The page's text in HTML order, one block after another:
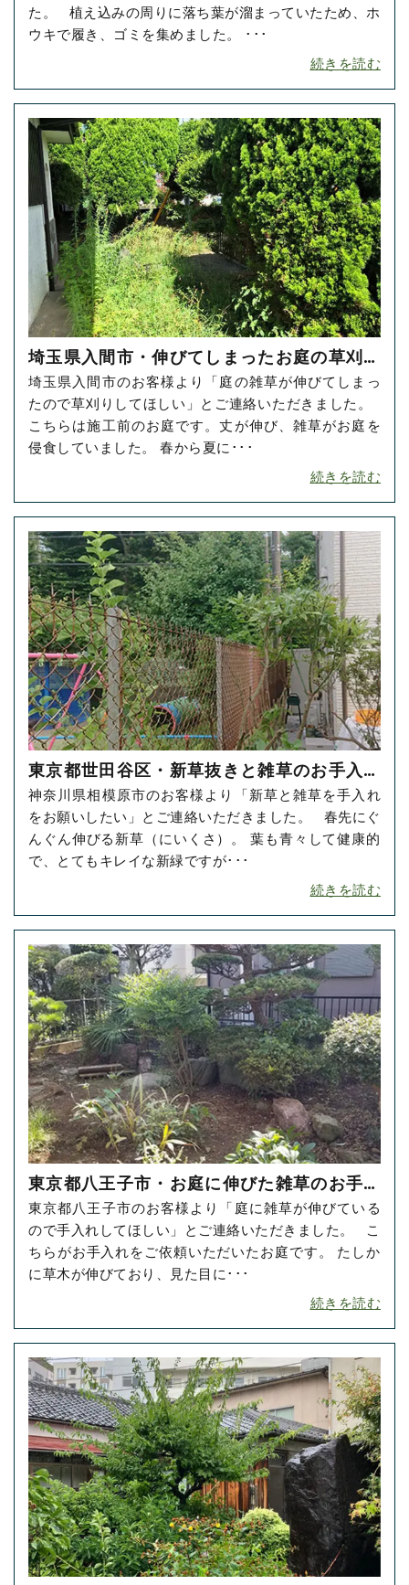
た。 植え込みの周りに落ち葉が溜まっていたため、ホ
ウキで履き、ゴミを集めました。 ･･･
続きを読む
埼玉県入間市・伸びてしまったお庭の草刈り
をご依頼いただきました！
埼玉県入間市のお客様より「庭の雑草が伸びてしまっ
たので草刈りしてほしい」とご連絡いただきました。
こちらは施工前のお庭です。丈が伸び、雑草がお庭を
侵食していました。 春から夏に･･･
続きを読む
東京都世田谷区・新草抜きと雑草のお手入れ
をご依頼いただきました！
神奈川県相模原市のお客様より「新草と雑草を手入れ
をお願いしたい」とご連絡いただきました。 春先にぐ
んぐん伸びる新草（にいくさ）。 葉も青々して健康的
で、とてもキレイな新緑ですが･･･
続きを読む
東京都八王子市・お庭に伸びた雑草のお手入
れをご依頼いただきました！
東京都八王子市のお客様より「庭に雑草が伸びている
ので手入れしてほしい」とご連絡いただきました。 こ
ちらがお手入れをご依頼いただいたお庭です。 たしか
に草木が伸びており、見た目に･･･
続きを読む